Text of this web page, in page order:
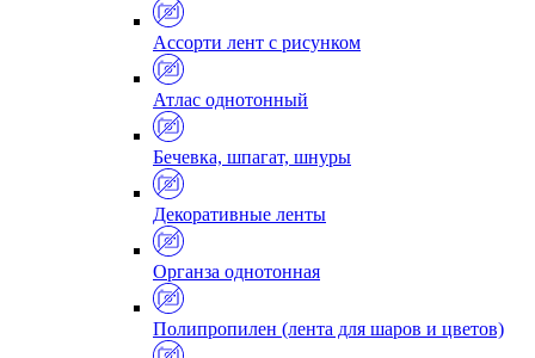
Ассорти лент с рисунком
Атлас однотонный
Бечевка, шпагат, шнуры
Декоративные ленты
Органза однотонная
Полипропилен (лента для шаров и цветов)